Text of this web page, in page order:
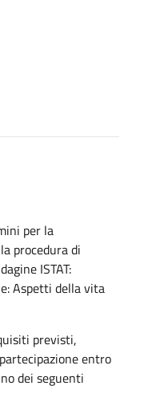
per la
procedura di
ISTAT:
Aspetti della vita
previsti,
entro
dei seguenti